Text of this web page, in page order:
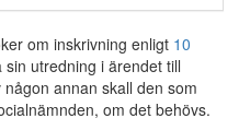
om inskrivning enligt 10
utredning i ärendet till
annan skall den som
om det behövs.